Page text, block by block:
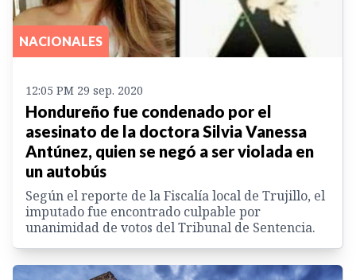
NACIONALES
12:05 PM 29 sep. 2020
Hondureño fue condenado por el
asesinato de la doctora Silvia Vanessa
Antúnez, quien se negó a ser violada en
un autobús
Según el reporte de la Fiscalía local de Trujillo, el
imputado fue encontrado culpable por
unanimidad de votos del Tribunal de Sentencia.